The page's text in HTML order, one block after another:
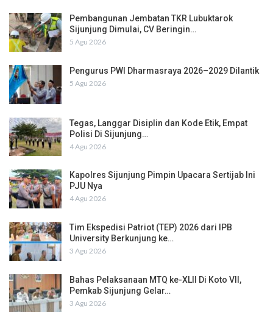
Pembangunan Jembatan TKR Lubuktarok
Sijunjung Dimulai, CV Beringin…
5 Agu 2026
Pengurus PWI Dharmasraya 2026–2029 Dilantik
5 Agu 2026
Tegas, Langgar Disiplin dan Kode Etik, Empat
Polisi Di Sijunjung…
4 Agu 2026
Kapolres Sijunjung Pimpin Upacara Sertijab Ini
PJU Nya
4 Agu 2026
Tim Ekspedisi Patriot (TEP) 2026 dari IPB
University Berkunjung ke…
3 Agu 2026
Bahas Pelaksanaan MTQ ke-XLII Di Koto VII,
Pemkab Sijunjung Gelar…
3 Agu 2026